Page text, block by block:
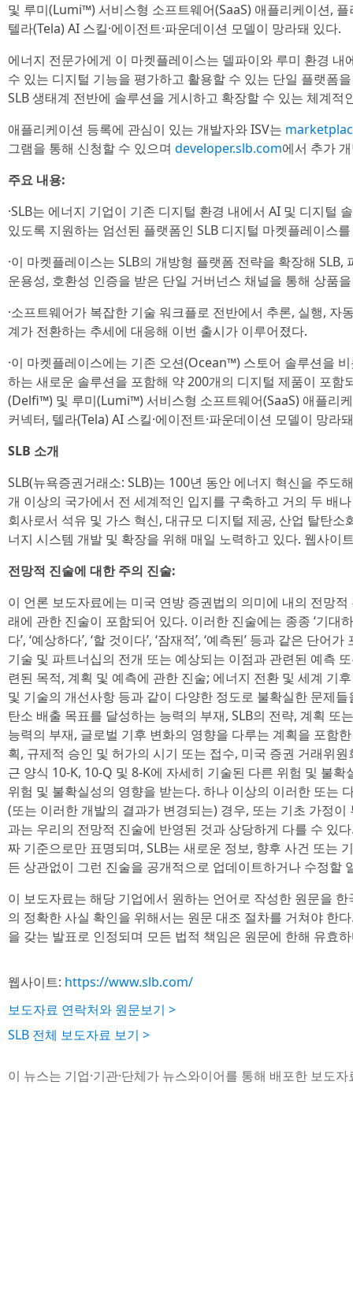
및 루미(Lumi™) 서비스형 소프트웨어(SaaS) 애플리케이션,
텔라(Tela) AI 스킬·에이전트·파운데이션 모델이 망라돼 있다.
에너지 전문가에게 이 마켓플레이스는 델파이와 루미 환경
수 있는 디지털 기능을 평가하고 활용할 수 있는 단일 플랫폼
SLB 생태계 전반에 솔루션을 게시하고 확장할 수 있는 체계적
애플리케이션 등록에 관심이 있는 개발자와 ISV는
그램을 통해 신청할 수 있으며 developer.slb.com에서 추가
주요 내용:
·SLB는 에너지 기업이 기존 디지털 환경 내에서 AI 및 디지털
있도록 지원하는 엄선된 플랫폼인 SLB 디지털 마켓플레이스
·이 마켓플레이스는 SLB의 개방형 플랫폼 전략을 확장해 SLB,
운용성, 호환성 인증을 받은 단일 거버넌스 채널을 통해 상품
·소프트웨어가 복잡한 기술 워크플로 전반에서 추론, 실행, 자
계가 전환하는 추세에 대응해 이번 출시가 이루어졌다.
·이 마켓플레이스에는 기존 오션(Ocean™) 스토어 솔루션을
하는 새로운 솔루션을 포함해 약 200개의 디지털 제품이 포함
(Delfi™) 및 루미(Lumi™) 서비스형 소프트웨어(SaaS) 애플리
커넥터, 텔라(Tela) AI 스킬·에이전트·파운데이션 모델이 망라
SLB 소개
SLB(뉴욕증권거래소: SLB)는 100년 동안 에너지 혁신을 주도
개 이상의 국가에서 전 세계적인 입지를 구축하고 거의 두 배
회사로서 석유 및 가스 혁신, 대규모 디지털 제공, 산업 탈탄
너지 시스템 개발 및 확장을 위해 매일 노력하고 있다. 웹사이
전망적 진술에 대한 주의 진술:
이 언론 보도자료에는 미국 연방 증권법의 의미에 내의 전망
래에 관한 진술이 포함되어 있다. 이러한 진술에는 종종 ‘기대하
다’, ‘예상하다’, ‘할 것이다’, ‘잠재적’, ‘예측된’ 등과 같은 단
기술 및 파트너십의 전개 또는 예상되는 이점과 관련된 예측
련된 목적, 계획 및 예측에 관한 진술; 에너지 전환 및 세계 기
및 기술의 개선사항 등과 같이 다양한 정도로 불확실한 문제
탄소 배출 목표를 달성하는 능력의 부재, SLB의 전략, 계획 또
능력의 부재, 글로벌 기후 변화의 영향을 다루는 계획을 포함
획, 규제적 승인 및 허가의 시기 또는 접수, 미국 증권 거래위
근 양식 10-K, 10-Q 및 8-K에 자세히 기술된 다른 위험 및 불
위험 및 불확실성의 영향을 받는다. 하나 이상의 이러한 또는
(또는 이러한 개발의 결과가 변경되는) 경우, 또는 기초 가정
과는 우리의 전망적 진술에 반영된 것과 상당하게 다를 수 있
짜 기준으로만 표명되며, SLB는 새로운 정보, 향후 사건 또는
든 상관없이 그런 진술을 공개적으로 업데이트하거나 수정할
이 보도자료는 해당 기업에서 원하는 언어로 작성한 원문을
의 정확한 사실 확인을 위해서는 원문 대조 절차를 거쳐야 한
을 갖는 발표로 인정되며 모든 법적 책임은 원문에 한해 유효
웹사이트: https://www.slb.com/
보도자료 연락처와 원문보기 >
SLB 전체 보도자료 보기 >
이 뉴스는 기업·기관·단체가 뉴스와이어를 통해 배포한 보도